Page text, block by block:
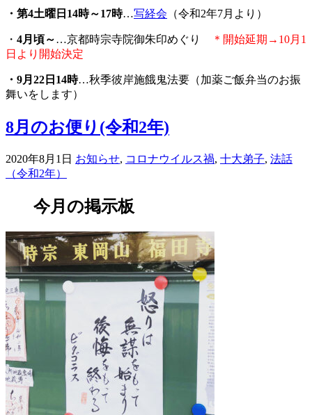
・第4土曜日14時～17時…写経会 （令和2年7月より）
・ 4月頃～…京都時宗寺院御朱印めぐり
＊開始延期→10月1
日より開始決定
・ 9月22日14時…秋季彼岸施餓鬼法要（加薬ご飯弁当のお振
舞いをします）
8月のお便り(令和2年)
2020年8月1日 お知らせ, コロナウイルス禍, 十大弟子, 法話
（令和2年）
今月の掲示板